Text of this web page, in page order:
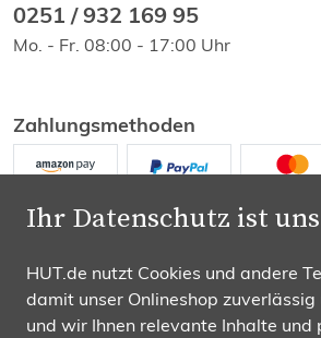
Ihr Datenschutz ist
HUT.de nutzt Cookies und andere
damit unser Onlineshop
und wir Ihnen relevante Inhalte und
0251 / 932 169 95
Mo. - Fr. 08:00 - 17:00 Uhr
Zahlungsmethoden